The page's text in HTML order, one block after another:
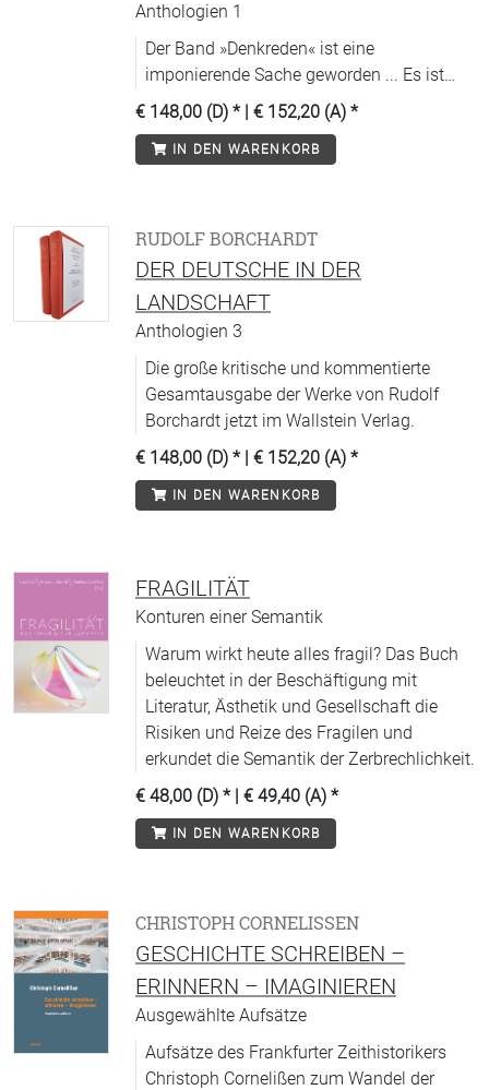
Anthologien 1
Der Band »Denkreden« ist eine
imponierende Sache geworden ... Es ist
alles daran aus einem Guss, die Auswahl,
das Nachwort, die Anmerkungen. Es ist
das Schönste, was bis jetzt vom Verlag
€ 148,00 (D) * | € 152,20 (A) *
IN DEN WARENKORB
RUDOLF BORCHARDT
DER DEUTSCHE IN DER
LANDSCHAFT
Anthologien 3
Die große kritische und kommentierte
Gesamtausgabe der Werke von Rudolf
Borchardt jetzt im Wallstein Verlag.
€ 148,00 (D) * | € 152,20 (A) *
IN DEN WARENKORB
FRAGILITÄT
Konturen einer Semantik
Warum wirkt heute alles fragil? Das Buch
beleuchtet in der Beschäftigung mit
Literatur, Ästhetik und Gesellschaft die
Risiken und Reize des Fragilen und
erkundet die Semantik der Zerbrechlichkeit.
€ 48,00 (D) * | € 49,40 (A) *
IN DEN WARENKORB
CHRISTOPH CORNELISSEN
GESCHICHTE SCHREIBEN –
ERINNERN – IMAGINIEREN
Ausgewählte Aufsätze
Aufsätze des Frankfurter Zeithistorikers
Christoph Cornelißen zum Wandel der